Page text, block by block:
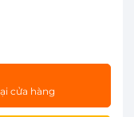
cửa hàng